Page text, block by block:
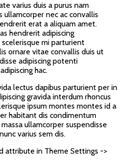
varius duis a purus nam
ullamcorper nec ac convallis
erat a aliquam amet.
hendrerit adipiscing
scelerisque mi parturient
ornare vitae convallis duis ut
adipiscing potenti
hac.
lectus dapibus parturient per in
gravida interdum rhoncus
ipsum montes montes id a
habitant dis condimentum
ullamcorper suspendisse
varius sem dis.
attribute in Theme Settings ->